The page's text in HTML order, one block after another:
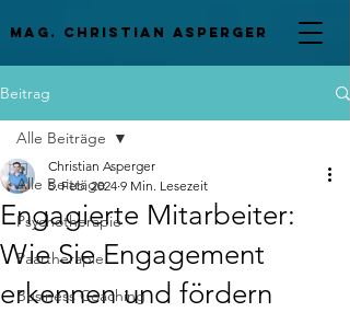
mag. Christian asperger
Beitrag
Alle Beiträge
Psychotherapie
Paartherapie
Business Coaching
Alle Beiträge
Engagierte Mitarbeiter:
Wie Sie Engagement
erkennen und fördern
Christian Asperger
5. Feb. 2024 9 Min. Lesezeit